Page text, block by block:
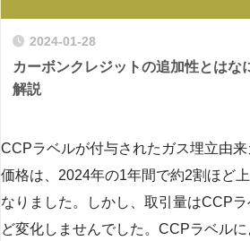
2024-01-28
カーボンクレジットの追加性とはな
解説
CCPラベルが付与されたガス埋立由
価格は、2024年の1年間で約2割ほど
なりました。しかし、取引量はCCP
ど変化しませんでした。CCPラベル